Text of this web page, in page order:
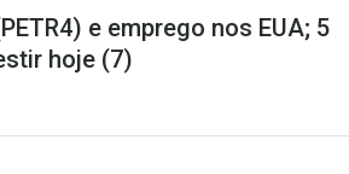
e emprego nos EUA; 5
hoje (7)